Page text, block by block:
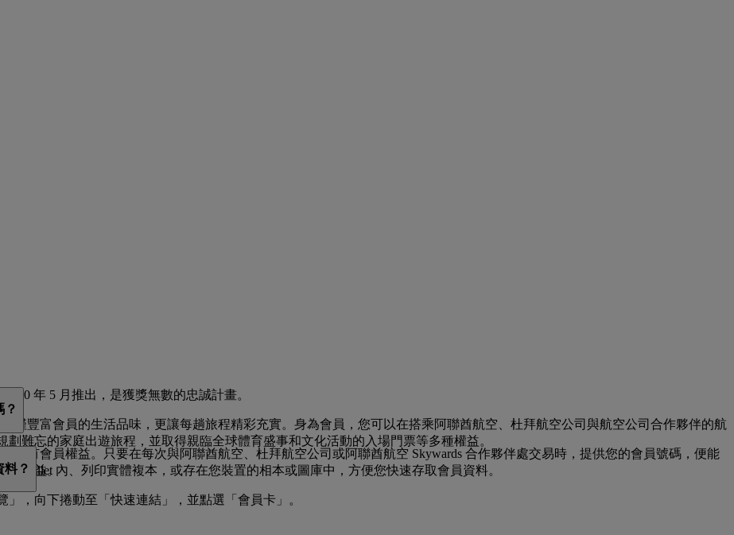
年 5 月推出，是獲獎無數的忠誠計畫。
不僅豐富會員的生活品味，更讓每趟旅程精彩充實。身為會員，您可以在搭乘阿聯酋航空、杜拜航空公司與航空公司合作夥伴的航
難忘的家庭出遊旅程，並取得親臨全球體育盛事和文化活動的入場門票等多種權益。
彩權益。
？
所有會員權益。只要在每次與阿聯酋航空、杜拜航空公司或阿聯酋航空 Skywards 合作夥伴處交易時，提供您的會員號碼，便能
Wallet 內、列印實體複本，或存在您裝置的相本或圖庫中，方便您快速存取會員資料。
」，向下捲動至「快速連結」，並點選「會員卡」。
？